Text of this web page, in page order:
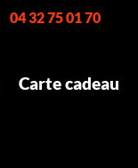
04 32 75 01 70
Carte cadeau